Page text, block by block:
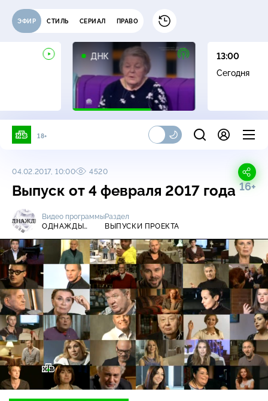
ЭФИР СТИЛЬ СЕРИАЛ ПРАВО
ДНК
13:00
Сегодня
18+
04.02.2017, 10:00 4520
Выпуск от 4 февраля 2017 года 16+
Видео программы
ОДНАЖДЫ…
Раздел
ВЫПУСКИ ПРОЕКТА
/
Загрузка:
2.82%